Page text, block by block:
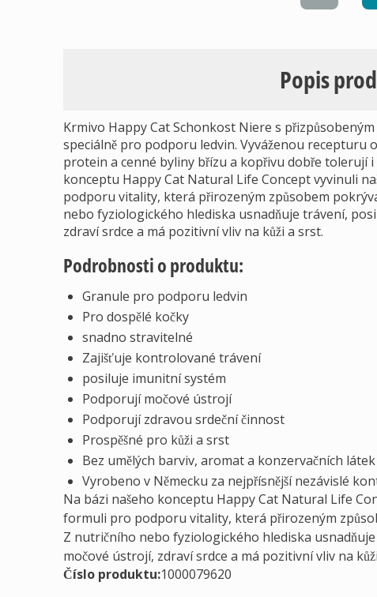
Popis
Krmivo Happy Cat Schonkost Niere s
speciálně pro podporu ledvin. Vyváženou recepturu
protein a cenné byliny břízu a kopřivu dobře tolerují i
konceptu Happy Cat Natural Life Concept vyvinuli
podporu vitality, která přirozeným způsobem
nebo fyziologického hlediska usnadňuje trávení,
zdraví srdce a má pozitivní vliv na kůži a srst.
Podrobnosti o produktu:
Granule pro podporu ledvin
Pro dospělé kočky
snadno stravitelné
Zajišťuje kontrolované trávení
posiluje imunitní systém
Podporují močové ústrojí
Podporují zdravou srdeční činnost
Prospěšné pro kůži a srst
Bez umělých barviv, aromat a konzervačních látek
Vyrobeno v Německu za nejpřísnější nezávislé
Na bázi našeho konceptu Happy Cat Natural Life
formuli pro podporu vitality, která přirozeným
Z nutričního nebo fyziologického hlediska
močové ústrojí, zdraví srdce a má pozitivní vliv na
Číslo produktu:1000079620